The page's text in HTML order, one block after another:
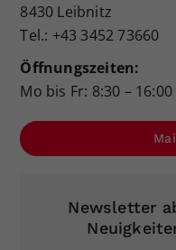
8430 Leibnitz
Tel.: +43 3452 73660
Öffnungszeiten:
Mo bis Fr: 8:30 –
Newsletter